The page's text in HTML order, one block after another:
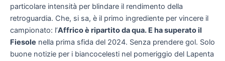
particolare intensità per blindare il rendimento della
retroguardia. Che, si sa, è il primo ingrediente per vincere il
campionato: l’Affrico è ripartito da qua. E ha superato il
Fiesole nella prima sfida del 2024. Senza prendere gol. Solo
buone notizie per i biancocelesti nel pomeriggio del Lapenta